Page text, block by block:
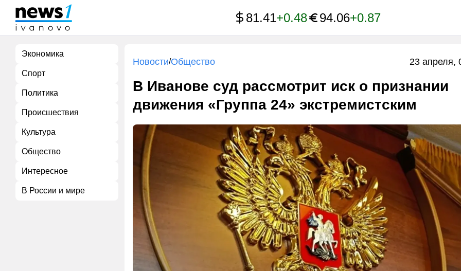
81.41+0.48 94.06+0.87
Экономика
Спорт
Политика
Происшествия
Культура
Общество
Интересное
В России и мире
Новости/Общество 23 апреля,
В Иванове суд рассмотрит иск о признании
движения «Группа 24» экстремистским